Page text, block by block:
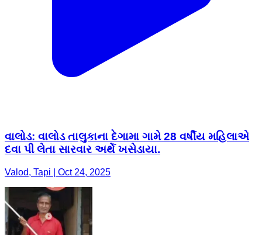
વાલોડ: વાલોડ તાલુકાના દેગામા ગામે 28 વર્ષીય મહિલાએ
દવા પી લેતા સારવાર અર્થે ખસેડાયા.
Valod, Tapi | Oct 24, 2025